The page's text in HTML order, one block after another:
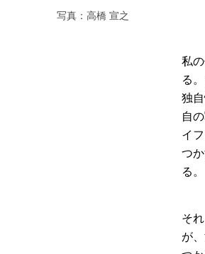
写真：高橋 宣之
私
る
独
自
イ
つ
る。
そ
が